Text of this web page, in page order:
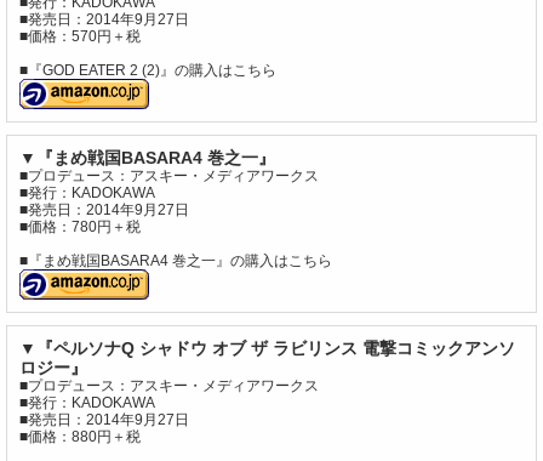
■発売日：2014年9月27日
■価格：570円＋税
■『GOD EATER 2 (2)』の購入はこちら
▼『まめ戦国BASARA4 巻之一』
■プロデュース：アスキー・メディアワークス
■発行：KADOKAWA
■発売日：2014年9月27日
■価格：780円＋税
■『まめ戦国BASARA4 巻之一』の購入はこちら
▼『ペルソナQ シャドウ オブ ザ ラビリンス 電撃コミックアンソ
ロジー』
■プロデュース：アスキー・メディアワークス
■発行：KADOKAWA
■発売日：2014年9月27日
■価格：880円＋税